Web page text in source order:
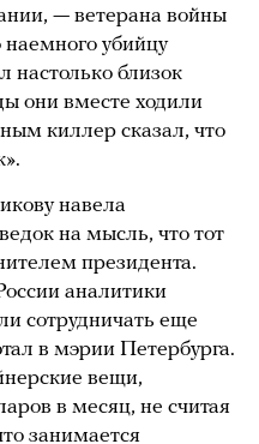
— ветерана войны
убийцу
настолько близок
они вместе ходили
киллер сказал, что
навела
на мысль, что тот
президента.
аналитики
сотрудничать еще
в мэрии Петербурга.
вещи,
в месяц, не считая
занимается